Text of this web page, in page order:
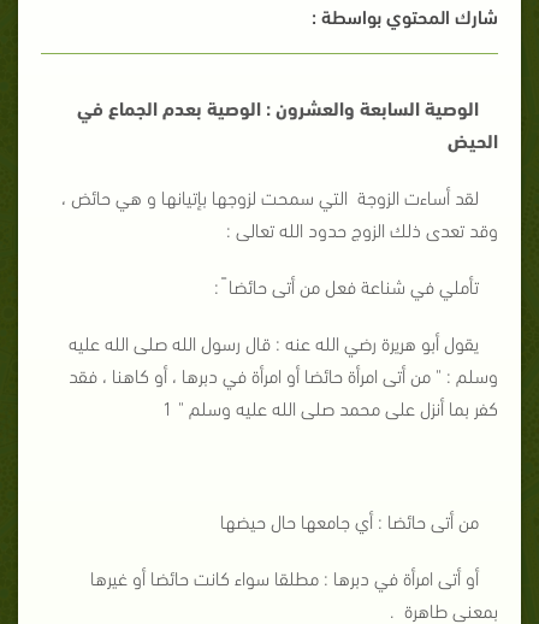
شارك المحتوي بواسطة :
الوصية السابعة والعشرون : الوصية بعدم الجماع في
الحيض
لقد أساءت الزوجة التي سمحت لزوجها بإتيانها و هي حائض ،
وقد تعدى ذلك الزوج حدود الله تعالى :
تأملي في شناعة فعل من أتى حائضا ً :
يقول أبو هريرة رضي الله عنه : قال رسول الله صلى الله عليه
وسلم : " من أتى امرأة حائضا أو امرأة في دبرها ، أو كاهنا ، فقد
كفر بما أنزل على محمد صلى الله عليه وسلم " 1
من أتى حائضا : أي جامعها حال حيضها
أو أتى امرأة في دبرها : مطلقا سواء كانت حائضا أو غيرها
بمعنى طاهرة .